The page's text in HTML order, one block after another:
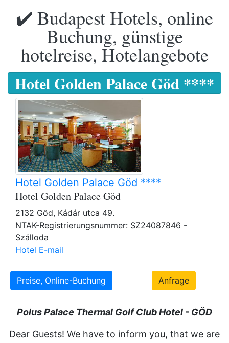
✔️ Budapest Hotels, online
Buchung, günstige
hotelreise, Hotelangebote
Hotel Golden Palace Göd ****
Hotel Golden Palace Göd ****
Hotel Golden Palace Göd
2132 Göd, Kádár utca 49.
NTAK-Registrierungsnummer: SZ24087846 -
Szálloda
Hotel E-mail
Preise, Online-Buchung Anfrage
Polus Palace Thermal Golf Club Hotel - GÖD
Dear Guests! We have to inform you, that we are